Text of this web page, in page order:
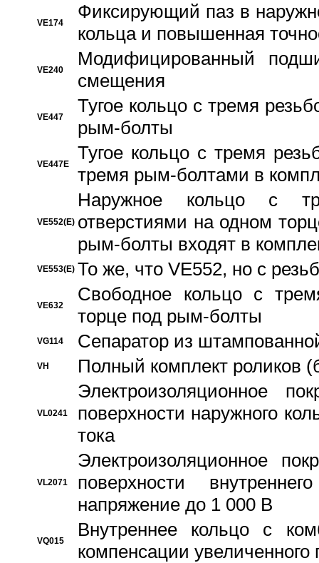
VE174
Фиксирующий паз в
кольца и повышенная
VE240
Модифицированный
смещения
VE447
Тугое кольцо с тремя
рым-болты
VE447E
Тугое кольцо с тремя
тремя рым-болтами в
VE552(E)
Наружное кольцо с
отверстиями на одном
рым-болты входят в
VE553(E) То же, что VE552, но с
VE632
Свободное кольцо с
торце под рым-болты
VG114 Сепаратор из
VH Полный комплект роликов
VL0241
Электроизоляционное
поверхности наружного
тока
VL2071
Электроизоляционное
поверхности
напряжение до 1 000 В
VQ015
Bнутреннее кольцо с
компенсации увеличенного